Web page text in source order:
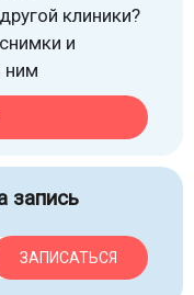
клиники?
и
ним
запись
ЗАПИСАТЬСЯ